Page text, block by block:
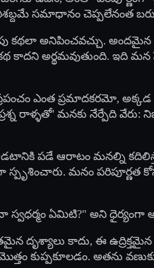
సమాధానం చెప్పలేనంత
అనిపించవచ్చు. అందమైన
అర్థమవుతుంది. ఇది మన
ఎంత ప్రమాదకరమో,
మనకు నేర్పేది వేరు:
పడే ఆరాటం మనల్ని
మనం
ఏమిటి?" అని ధైర్యంగా
దృశ్యాలు కాదు, ఈ
కుప్పకూలడం. అతను